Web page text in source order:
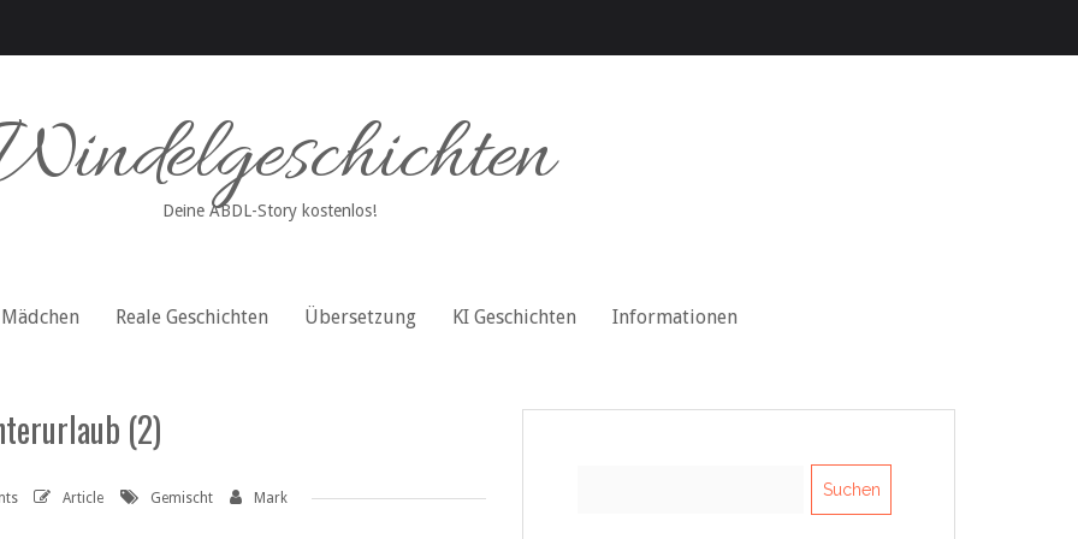
Deine ABDL-Story kostenlos!
Mädchen Reale Geschichten Übersetzung KI Geschichten Informationen
(2)
Article Gemischt Mark